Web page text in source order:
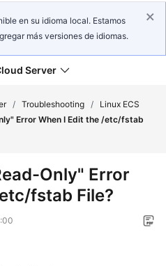
en su idioma local. Estamos
más versiones de idiomas.
Server
/ Troubleshooting /
Linux ECS
Error When I Edit the /etc/fstab
Only" Error
fstab File?